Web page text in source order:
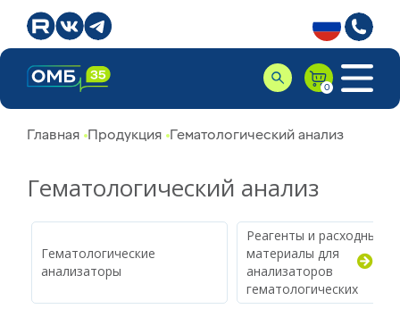
Главная Продукция Гематологический анализ
Гематологический анализ
Гематологические
анализаторы
Реагенты и расходные
материалы для
анализаторов
гематологических